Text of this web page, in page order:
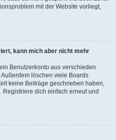
mit der Website vorliegt,
kann mich aber nicht mehr
Benutzerkonto aus verschieden
löschen viele Boards
keine Beiträge geschrieben haben,
dich einfach erneut und